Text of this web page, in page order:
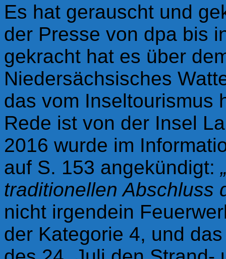
Es hat gerauscht und
der Presse von dpa bis
gekracht hat es über
Niedersächsisches
das vom Inseltourismus
Rede ist von der Insel
2016 wurde im
auf S. 153 angekündigt:
traditionellen Abschluss
nicht irgendein
der Kategorie 4, und